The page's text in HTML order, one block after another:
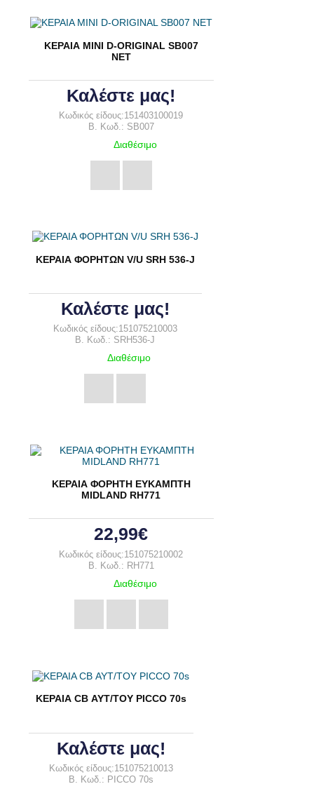
ΚΕΡΑΙΑ ΜΙΝΙ D-ORIGINAL SB007
ΝΕΤ
Καλέστε μας!
Κωδικός είδους:151403100019
B. Κωδ.: SB007
Διαθέσιμο
ΚΕΡΑΙΑ ΦΟΡΗΤΩΝ V/U SRH 536-J
Καλέστε μας!
Κωδικός είδους:151075210003
B. Κωδ.: SRH536-J
Διαθέσιμο
ΚΕΡΑΙΑ ΦΟΡΗΤΗ ΕΥΚΑΜΠΤΗ
MIDLAND RH771
22,99€
Κωδικός είδους:151075210002
B. Κωδ.: RH771
Διαθέσιμο
ΚΕΡΑΙΑ CB ΑΥΤ/ΤΟΥ PICCO 70s
Καλέστε μας!
Κωδικός είδους:151075210013
B. Κωδ.: PICCO 70s